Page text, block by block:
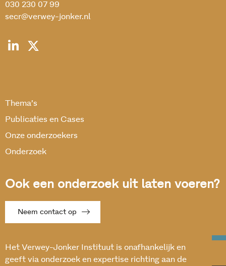
030 230 07 99
secr@verwey-jonker.nl
Thema’s
Publicaties en Cases
Onze onderzoekers
Onderzoek
Ook een onderzoek uit laten voeren?
Neem contact op
Het Verwey-Jonker Instituut is onafhankelijk en
geeft via onderzoek en expertise richting aan de